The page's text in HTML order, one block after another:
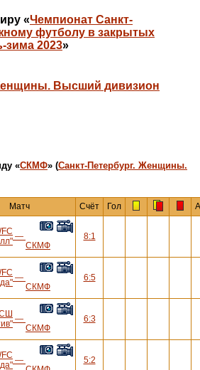
«Чемпионат Санкт-
футболу в закрытых
зима 2023»
Высший дивизион
«СКМФ» (Санкт-Петербург. Женщины.
Матч Счёт Гол
—
СКМФ
8:1
—
СКМФ
6:5
СШ —
СКМФ
6:3
—
5:2